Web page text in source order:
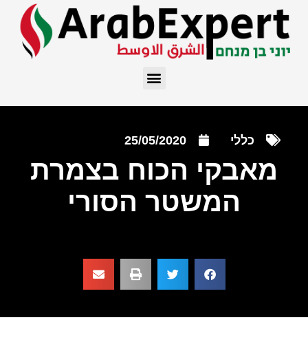
כללי 25/05/2020
מאבקי הכוח בצמרת
המשטר הסורי